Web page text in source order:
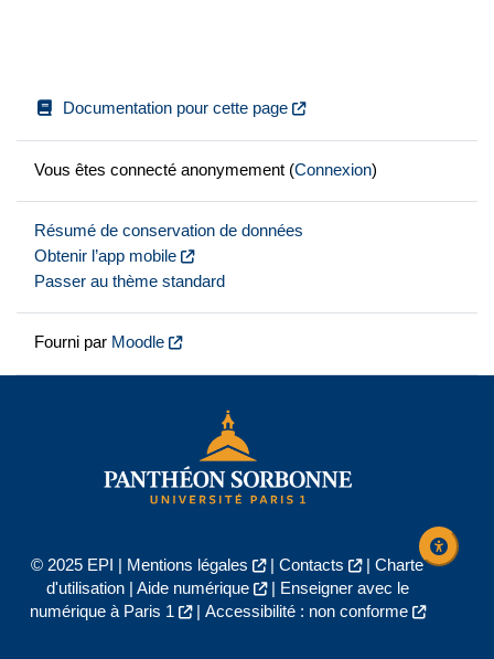
Documentation pour cette page
Vous êtes connecté anonymement (Connexion)
Résumé de conservation de données
Obtenir l’app mobile
Passer au thème standard
Fourni par Moodle
© 2025 EPI | Mentions légales | Contacts | Charte
d'utilisation| Aide numérique |
Enseigner avec le
numérique à Paris 1
| Accessibilité : non conforme